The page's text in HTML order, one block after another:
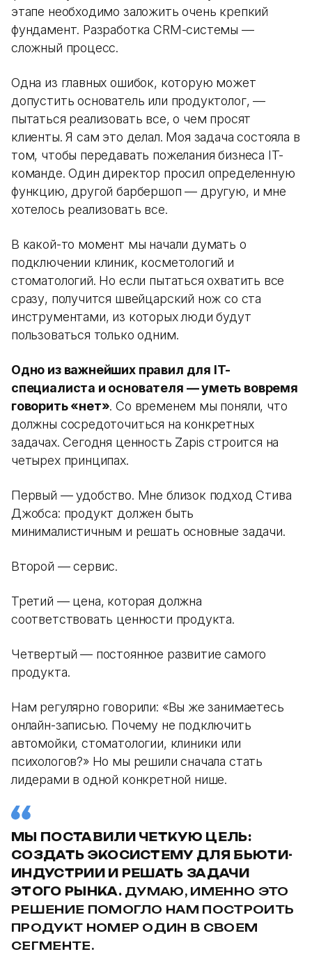
этапе необходимо заложить очень крепкий
фундамент. Разработка CRM-системы —
сложный процесс.
Одна из главных ошибок, которую может
допустить основатель или продуктолог, —
пытаться реализовать все, о чем просят
клиенты. Я сам это делал. Моя задача состояла в
том, чтобы передавать пожелания бизнеса IT-
команде. Один директор просил определенную
функцию, другой барбершоп — другую, и мне
хотелось реализовать все.
В какой-то момент мы начали думать о
подключении клиник, косметологий и
стоматологий. Но если пытаться охватить все
сразу, получится швейцарский нож со ста
инструментами, из которых люди будут
пользоваться только одним.
Одно из важнейших правил для IT-
специалиста и основателя — уметь вовремя
говорить «нет». Со временем мы поняли, что
должны сосредоточиться на конкретных
задачах. Сегодня ценность Zapis строится на
четырех принципах.
Первый — удобство. Мне близок подход Стива
Джобса: продукт должен быть
минималистичным и решать основные задачи.
Второй — сервис.
Третий — цена, которая должна
соответствовать ценности продукта.
Четвертый — постоянное развитие самого
продукта.
Нам регулярно говорили: «Вы же занимаетесь
онлайн-записью. Почему не подключить
автомойки, стоматологии, клиники или
психологов?» Но мы решили сначала стать
лидерами в одной конкретной нише.
МЫ ПОСТАВИЛИ ЧЕТКУЮ ЦЕЛЬ:
СОЗДАТЬ ЭКОСИСТЕМУ ДЛЯ БЬЮТИ-
ИНДУСТРИИ И РЕШАТЬ ЗАДАЧИ
ЭТОГО РЫНКА. ДУМАЮ, ИМЕННО ЭТО
РЕШЕНИЕ ПОМОГЛО НАМ ПОСТРОИТЬ
ПРОДУКТ НОМЕР ОДИН В СВОЕМ
СЕГМЕНТЕ.